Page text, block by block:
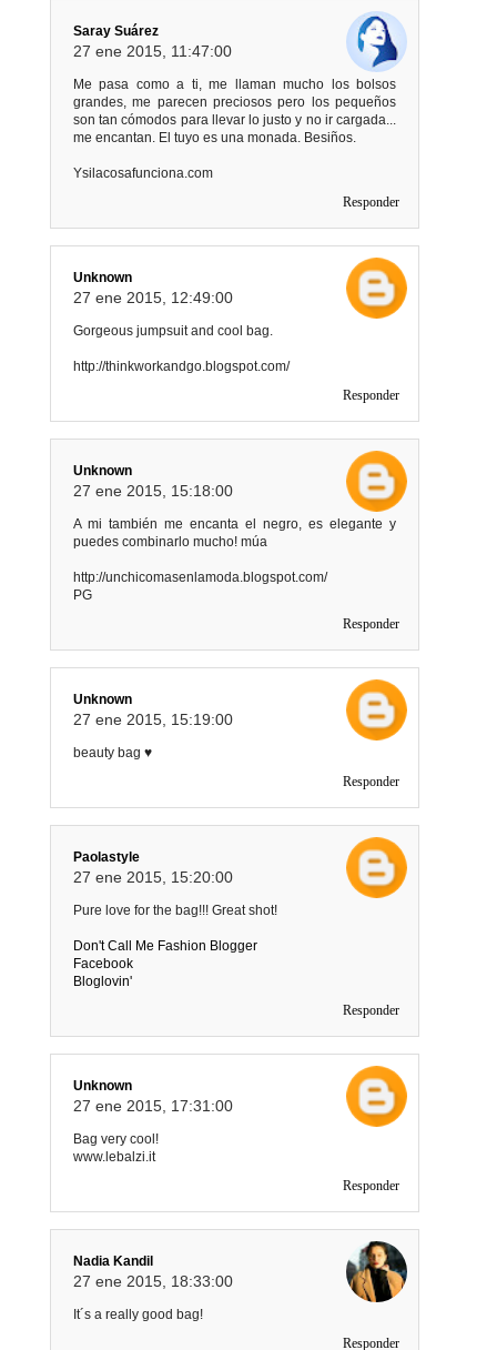
Saray Suárez
27 ene 2015, 11:47:00
Me pasa como a ti, me llaman mucho los bolsos
grandes, me parecen preciosos pero los pequeños
son tan cómodos para llevar lo justo y no ir cargada...
me encantan. El tuyo es una monada. Besiños.
Ysilacosafunciona.com
Responder
Unknown
27 ene 2015, 12:49:00
Gorgeous jumpsuit and cool bag.
http://thinkworkandgo.blogspot.com/
Responder
Unknown
27 ene 2015, 15:18:00
A mi también me encanta el negro, es elegante y
puedes combinarlo mucho! múa
http://unchicomasenlamoda.blogspot.com/
PG
Responder
Unknown
27 ene 2015, 15:19:00
beauty bag ♥
Responder
Paolastyle
27 ene 2015, 15:20:00
Pure love for the bag!!! Great shot!
Don't Call Me Fashion Blogger
Facebook
Bloglovin'
Responder
Unknown
27 ene 2015, 17:31:00
Bag very cool!
www.lebalzi.it
Responder
Nadia Kandil
27 ene 2015, 18:33:00
It´s a really good bag!
Responder